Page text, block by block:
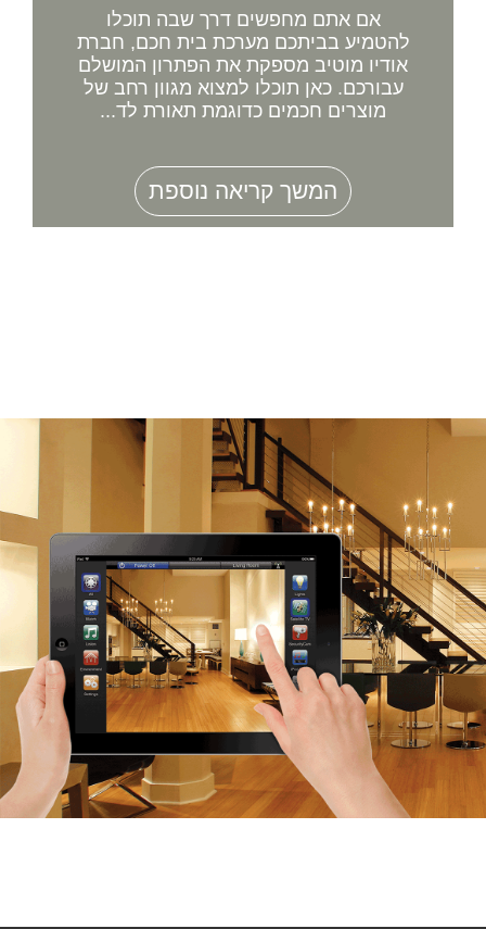
אם אתם מחפשים דרך שבה תוכלו
להטמיע בביתכם מערכת בית חכם, חברת
אודיו מוטיב מספקת את הפתרון המושלם
עבורכם. כאן תוכלו למצוא מגוון רחב של
מוצרים חכמים כדוגמת תאורת לד...
המשך קריאה נוספת